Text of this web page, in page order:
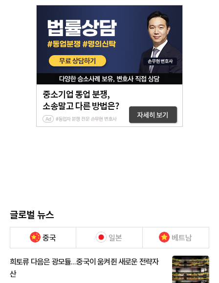
글로벌 뉴스
중국 일본 베트남
희토류 다음은 광모듈…중국이 움켜쥔 새로운 전략자
산